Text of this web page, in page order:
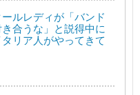
ルレディが「バンド
合うな」と説得中に
リア人がやってきて